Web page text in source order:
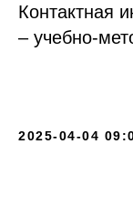
Контактная
– учебно-
2025-04-04